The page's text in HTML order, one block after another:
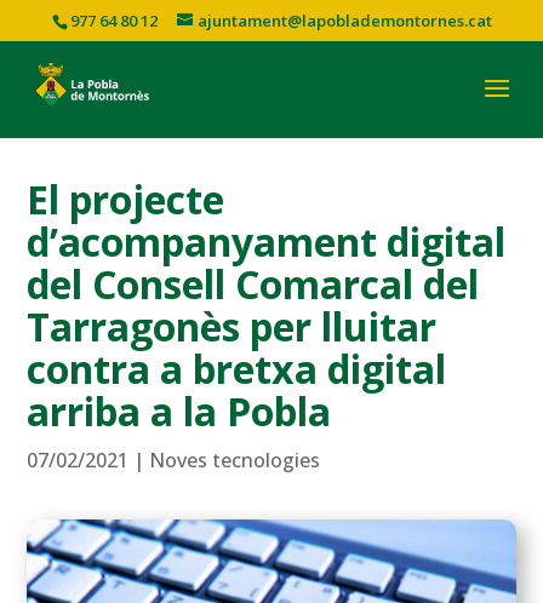
977 64 80 12 ajuntament@lapoblademontornes.cat
El projecte
d’acompanyament digital
del Consell Comarcal del
Tarragonès per lluitar
contra a bretxa digital
arriba a la Pobla
07/02/2021 | Noves tecnologies